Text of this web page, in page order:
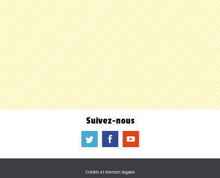
Suivez-nous
a b f
Crédits et mention légales